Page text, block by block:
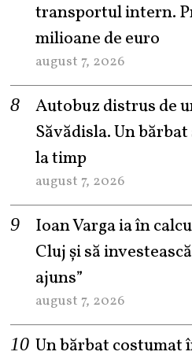
transportul intern.
milioane de euro
august 7, 2026
Autobuz distrus de
Săvădisla. Un
la timp
august 7, 2026
Ioan Varga ia în
Cluj și să
ajuns”
august 7, 2026
Un bărbat costumat